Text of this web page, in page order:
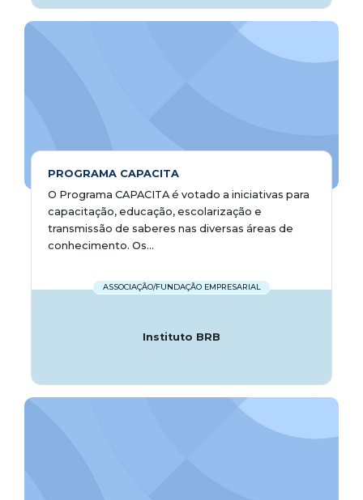
PROGRAMA CAPACITA
O Programa CAPACITA é votado a iniciativas para
capacitação, educação, escolarização e
transmissão de saberes nas diversas áreas de
conhecimento. Os...
ASSOCIAÇÃO/FUNDAÇÃO EMPRESARIAL
Instituto BRB